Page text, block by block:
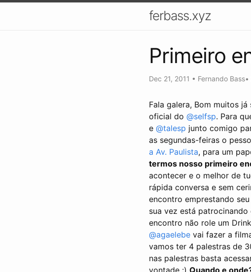
ferbass.xyz
Primeiro
Dec 21, 2011 • Fernando Bass•
Fala galera, Bom muitos
oficial do @selfsp. Para
e @talesp junto comigo
as segundas-feiras o
a Av. Paulista, para um
termos nosso primeiro
acontecer e o melhor de
rápida conversa e sem
encontro emprestando
sua vez está
encontro não role um
@agaelebe vai fazer a
vamos ter 4 palestras de
nas palestras basta
vontade :) Quando e